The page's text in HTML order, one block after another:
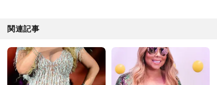
関連記事